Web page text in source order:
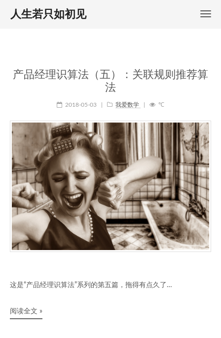
人生若只如初见
产品经理识算法（五）：关联规则推荐算
法
2018-05-03 我爱数学 ℃
这是“产品经理识算法”系列的第五篇，拖得有点久了…
阅读全文 »